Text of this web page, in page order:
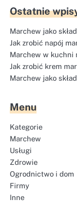
Ostatnie
Marchew jako
Jak zrobić napój
Marchew w kuchni
Jak zrobić krem
Marchew jako
Menu
Kategorie
Marchew
Usługi
Zdrowie
Ogrodnictwo i dom
Firmy
Inne